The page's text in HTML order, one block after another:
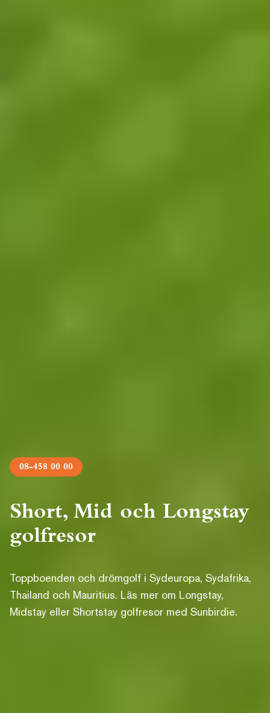
08-458 00 00
Short, Mid och Longstay
golfresor
Toppboenden och drömgolf i Sydeuropa, Sydafrika,
Thailand och Mauritius. Läs mer om Longstay,
Midstay eller Shortstay golfresor med Sunbirdie.